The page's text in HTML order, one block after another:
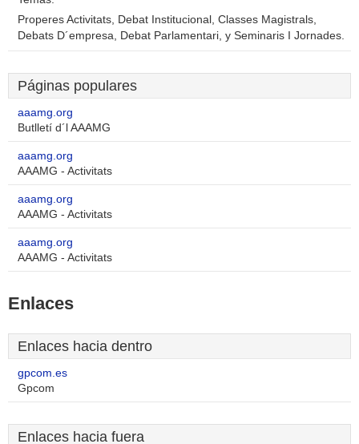
Properes Activitats, Debat Institucional, Classes Magistrals,
Debats D´empresa, Debat Parlamentari, y Seminaris I Jornades.
Páginas populares
aaamg.org
Butlletí d´l AAAMG
aaamg.org
AAAMG - Activitats
aaamg.org
AAAMG - Activitats
aaamg.org
AAAMG - Activitats
Enlaces
Enlaces hacia dentro
gpcom.es
Gpcom
Enlaces hacia fuera